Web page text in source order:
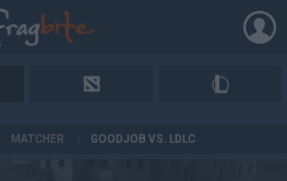
MATCHER GOODJOB VS. LDLC